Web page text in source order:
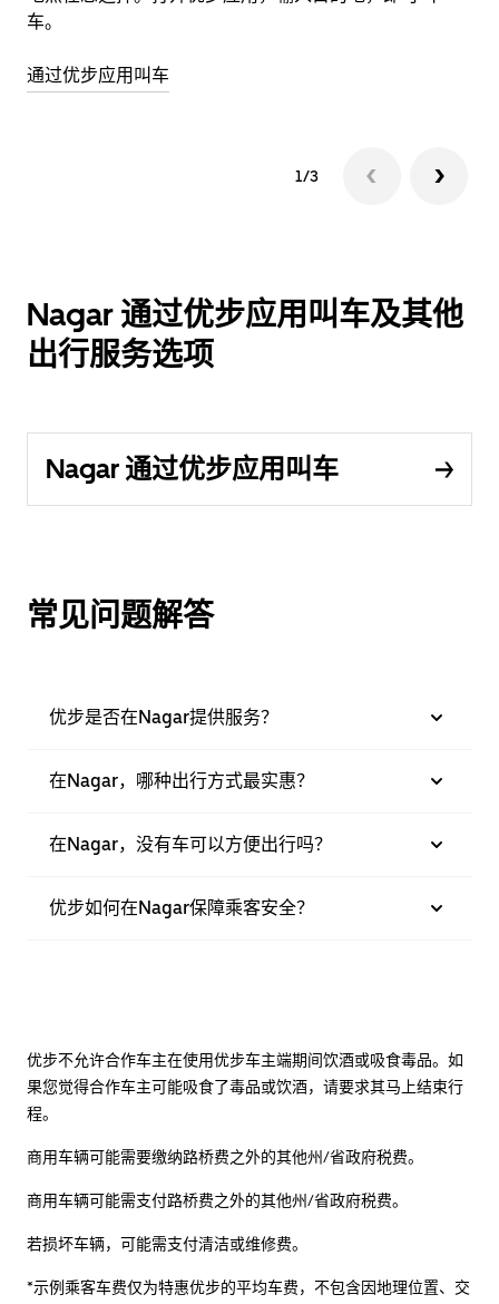
车。
通过优步应用叫车
1/3
Nagar 通过优步应用叫车及其他
出行服务选项
Nagar 通过优步应用叫车
常见问题解答
优步是否在Nagar提供服务？
在Nagar，哪种出行方式最实惠？
在Nagar，没有车可以方便出行吗？
优步如何在Nagar保障乘客安全？
优步不允许合作车主在使用优步车主端期间饮酒或吸食毒品。如
果您觉得合作车主可能吸食了毒品或饮酒，请要求其马上结束行
程。
商用车辆可能需要缴纳路桥费之外的其他州/省政府税费。
商用车辆可能需支付路桥费之外的其他州/省政府税费。
若损坏车辆，可能需支付清洁或维修费。
*示例乘客车费仅为特惠优步的平均车费，不包含因地理位置、交